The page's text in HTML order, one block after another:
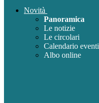
Novità
Panoramica
Le notizie
Le circolari
Calendario eventi
Albo online